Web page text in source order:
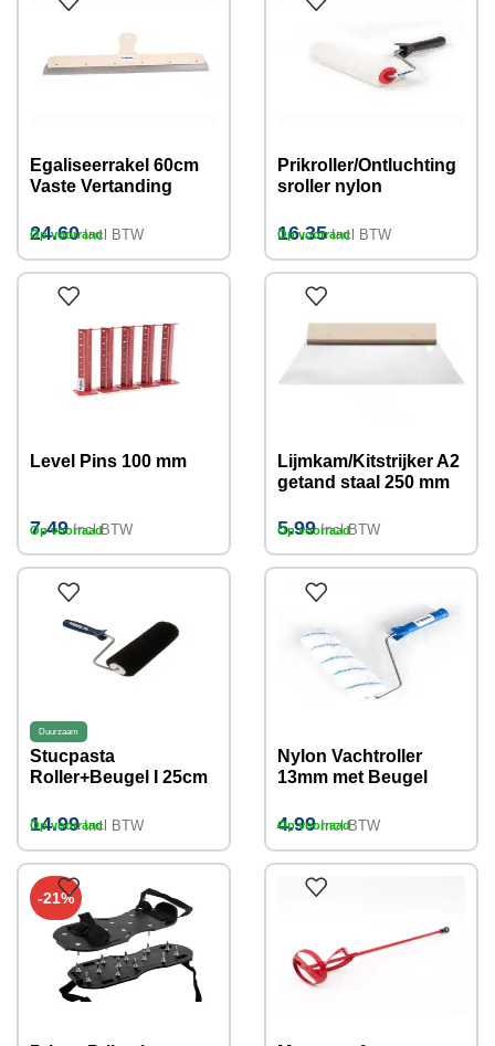
Egaliseerrakel 60cm
Vaste Vertanding
24.60 Incl BTW
Op voorraad
Prikroller/Ontluchting
sroller nylon
cm
16.35 Incl BTW
Op voorraad
Level Pins 100 mm
7.49 Incl BTW
Op voorraad
Lijmkam/Kitstrijker A2
getand staal 250 mm
5.99 Incl BTW
Op voorraad
Duurzaam
Stucpasta
Roller+Beugel I 25cm
14.99 Incl BTW
Op voorraad
Nylon Vachtroller
13mm met Beugel
4.99 Incl BTW
Op voorraad
-21%